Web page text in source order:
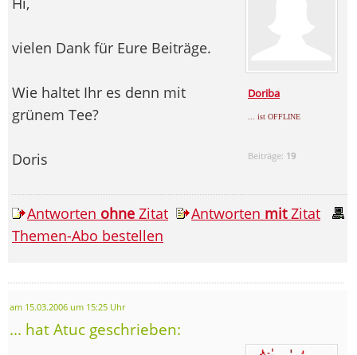
Doriba
... ist OFFLINE
Beiträge: 19
vielen Dank für Eure Beiträge.
Wie haltet Ihr es denn mit
grünem Tee?
Doris
Antworten ohne Zitat Antworten mitZitat
Themen-Abo bestellen
am 15.03.2006 um 15:25 Uhr
... hat Atuc geschrieben: